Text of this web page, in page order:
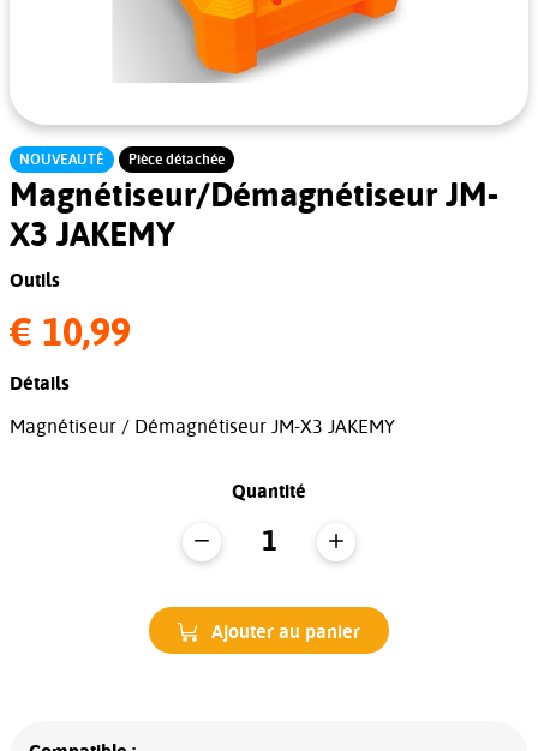
NOUVEAUTÉ Pièce détachée
Magnétiseur/Démagnétiseur JM-
X3 JAKEMY
Outils
€ 10,99
Détails
Magnétiseur / Démagnétiseur JM-X3 JAKEMY
Quantité
Ajouter au panier